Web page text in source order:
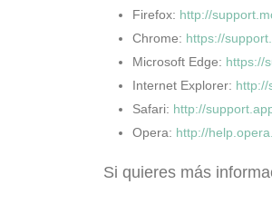
Firefox: http://
Chrome: https://
Microsoft Edge: https://
Internet Explorer: http://
Safari: http://
Opera: http://
Si quieres más